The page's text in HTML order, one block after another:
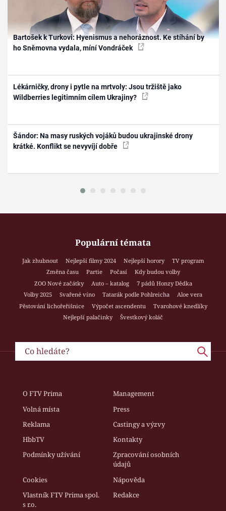
Bartošek k Turkovi: Hyenismus a nehoráznost. Ke stíhání by
ho Sněmovna vydala, míní Vondráček
Lékárničky, drony i pytle na mrtvoly: Jsou tržiště jako
Wildberries legitimním cílem Ukrajiny?
Šándor: Na masy ruských vojáků budou ukrajinské drony
krátké. Konflikt se nevyvíjí dobře
Populární témata
Jak zhubnout Nejlepší filmy 2024 Nejlepší horory
TV program
Změna času
Partie Počasí
Kdy budou volby
ZOO Nové začátky
Auto – katalog
7 pádů Honzy Dědka
Volby 2025
Svařené víno Tatarák podle Pohlreicha
Aloe vera
Pěstování lichořeřišnice
Výpočet ascendentu
Tvarohové knedlíky
Nejlepší palačinky
Švestkový koláč
O FTV Prima
Management
Volná místa
Press
Reklama
Castingy a výzvy
HbbTV
Kontakty
Podmínky užívání
Zpracování osobních
údajů
Cookies
Nápověda
Vlastník FTV Prima spol.
s r.o.
Redakce